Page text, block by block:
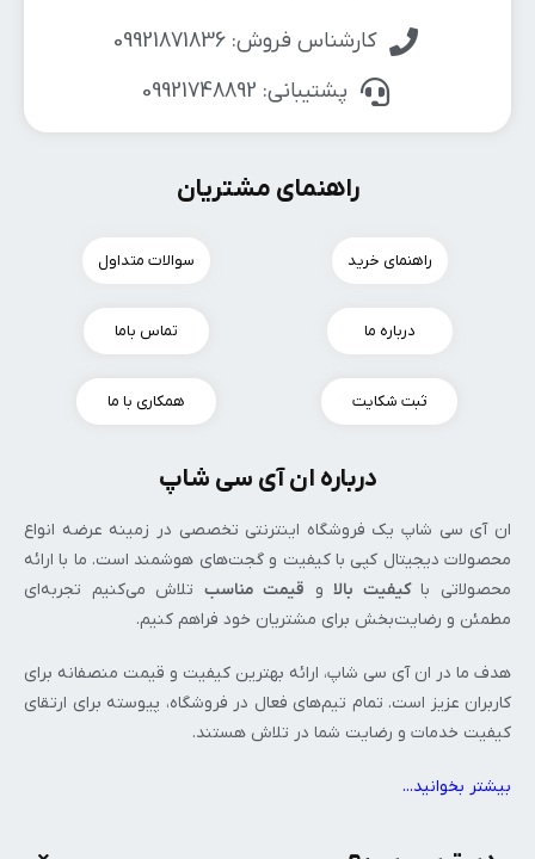
کارشناس فروش: 09921871836
پشتیبانی: 09921748892
راهنمای مشتریان
راهنمای خرید سوالات متداول
درباره ما تماس باما
ثبت شکایت همکاری با ما
درباره ان آی سی شاپ
ان‌ آی‌ سی شاپ یک فروشگاه اینترنتی تخصصی در زمینه عرضه انواع
محصولات دیجیتال کپی با کیفیت و گجت‌های هوشمند است. ما با ارائه
محصولاتی باکیفیت بالاو قیمت مناسب تلاش می‌کنیم تجربه‌ای
مطمئن و رضایت‌بخش برای مشتریان خود فراهم کنیم.
هدف ما در ان‌ آی‌ سی شاپ، ارائه بهترین کیفیت و قیمت منصفانه برای
کاربران عزیز است. تمام تیم‌های فعال در فروشگاه، پیوسته برای ارتقای
کیفیت خدمات و رضایت شما در تلاش هستند.
بیشتر بخوانید...